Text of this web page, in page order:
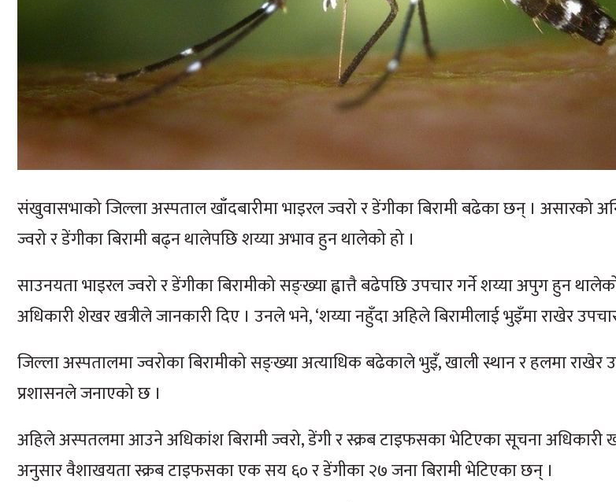
संखुवासभाको जिल्ला अस्पताल खाँदबारीमा भाइरल ज्वरो र डेंगीका बिरामी बढेका छन् । असारको
ज्वरो र डेंगीका बिरामी बढ्न थालेपछि शय्या अभाव हुन थालेको हो ।
साउनयता भाइरल ज्वरो र डेंगीका बिरामीको सङ्ख्या ह्वात्तै बढेपछि उपचार गर्ने शय्या अपुग हुन
अधिकारी शेखर खत्रीले जानकारी दिए । उनले भने, ‘शय्या नहुँदा अहिले बिरामीलाई भुइँमा राखेर
जिल्ला अस्पतालमा ज्वरोका बिरामीको सङ्ख्या अत्याधिक बढेकाले भुइँ, खाली स्थान र हलमा राखेर
प्रशासनले जनाएको छ ।
अहिले अस्पतलमा आउने अधिकांश बिरामी ज्वरो, डेंगी र स्क्रब टाइफसका भेटिएका सूचना अधिकारी
अनुसार वैशाखयता स्क्रब टाइफसका एक सय ६० र डेंगीका २७ जना बिरामी भेटिएका छन् ।